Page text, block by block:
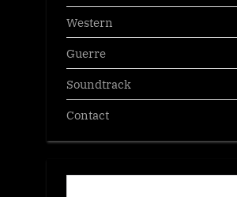
Western
Guerre
Soundtrack
Contact